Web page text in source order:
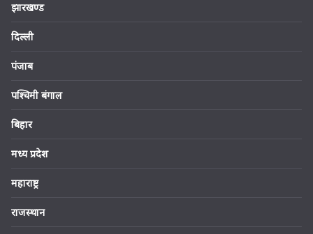
झारखण्ड
दिल्ली
पंजाब
पश्चिमी बंगाल
बिहार
मध्य प्रदेश
महाराष्ट्र
राजस्थान